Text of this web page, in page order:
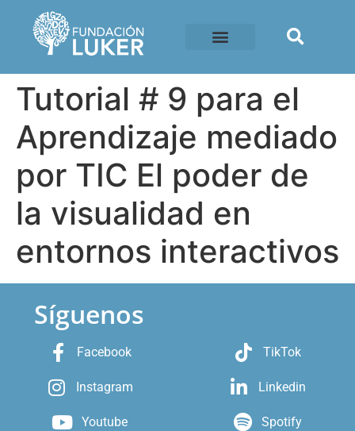
Tutorial # 9 para el
Aprendizaje mediado
por TIC El poder de
la visualidad en
entornos interactivos
Síguenos
Facebook
Instagram
Youtube
TikTok
Linkedin
Spotify